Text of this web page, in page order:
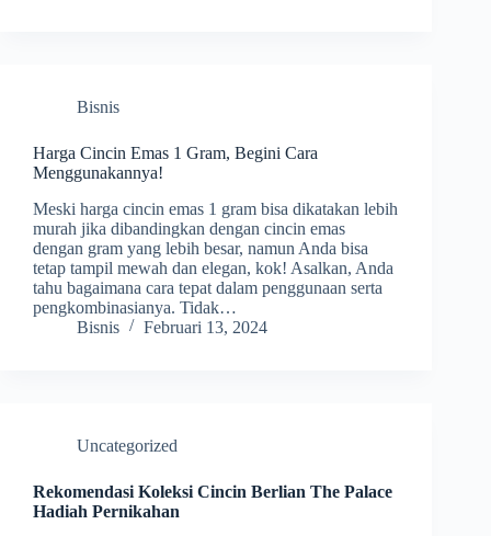
Bisnis
Harga Cincin Emas 1 Gram, Begini Cara
Menggunakannya!
Meski harga cincin emas 1 gram bisa dikatakan lebih
murah jika dibandingkan dengan cincin emas
dengan gram yang lebih besar, namun Anda bisa
tetap tampil mewah dan elegan, kok! Asalkan, Anda
tahu bagaimana cara tepat dalam penggunaan serta
pengkombinasianya. Tidak…
Bisnis
Februari 13, 2024
Uncategorized
Rekomendasi Koleksi Cincin Berlian The Palace
Hadiah Pernikahan